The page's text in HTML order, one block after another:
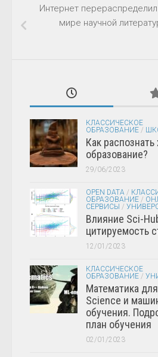
Интернет
мире научной
КЛАССИЧЕСКОЕ
ОБРАЗОВАНИЕ /
Как
образование?
29/06/2023
OPEN DATA /
ОБРАЗОВАНИЕ /
СЕРВИСЫ /
Влияние Sci-
цитируемость
12/01/2023
КЛАССИЧЕСКОЕ
ОБРАЗОВАНИЕ /
Математика
Science и
обучения.
план обучения
02/01/2023